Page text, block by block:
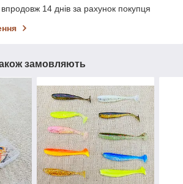
14 днів за рахунок покупця
замовляють